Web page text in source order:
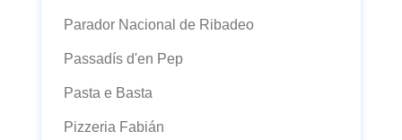
Parador Nacional de Ribadeo
Passadís d'en Pep
Pasta e Basta
Pizzeria Fabián